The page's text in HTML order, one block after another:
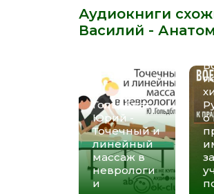
20
21
23
24
25
26
27
28
Аудиокниги
Василий -
Гольдблат
Юрий -
Точечный и
линейный
массаж в
неврологи
и
о